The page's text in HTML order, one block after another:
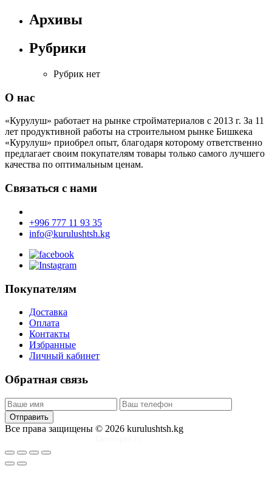
Архивы
Рубрики
Рубрик нет
О нас
«Курулуш» работает на рынке стройматериалов с 2013 г. За 11
лет продуктивной работы на строительном рынке Бишкека
«Курулуш» приобрел опыт, благодаря которому ответственно
предлагает своим покупателям товары только самого лучшего
качества по оптимальным ценам.
Связаться с нами
+996 777 11 93 35
info@kurulushtsh.kg
Покупателям
Доставка
Оплата
Контакты
Избранные
Личный кабинет
Обратная связь
Отправить
Все права защищены © 2026 kurulushtsh.kg